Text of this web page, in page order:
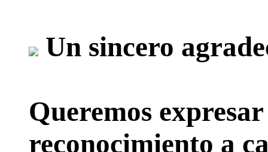
Un sincero
Queremos
reconocimiento a